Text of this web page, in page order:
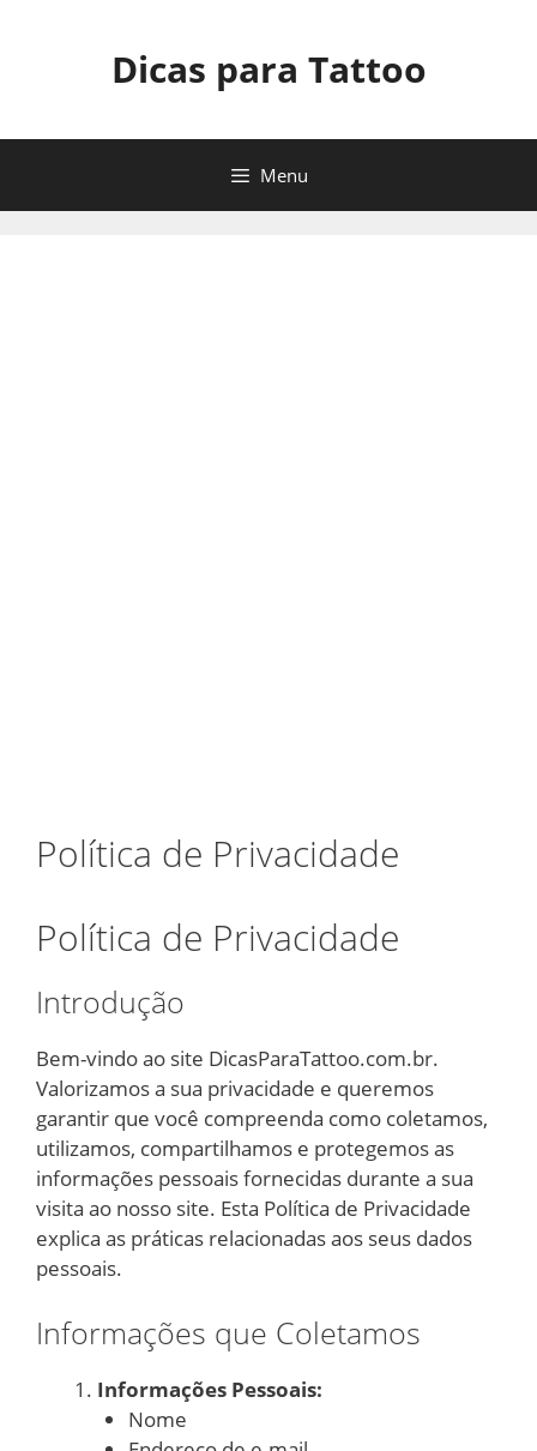
Dicas para Tattoo
Menu
Política de Privacidade
Política de Privacidade
Introdução
Bem-vindo ao site DicasParaTattoo.com.br.
Valorizamos a sua privacidade e queremos
garantir que você compreenda como coletamos,
utilizamos, compartilhamos e protegemos as
informações pessoais fornecidas durante a sua
visita ao nosso site. Esta Política de Privacidade
explica as práticas relacionadas aos seus dados
pessoais.
Informações que Coletamos
Informações Pessoais:
Nome